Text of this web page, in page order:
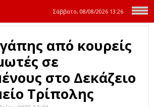
Σάββατο, 08/08/2026 13:26
από κουρείς
σε
στο Δεκάζειο
Τρίπολης